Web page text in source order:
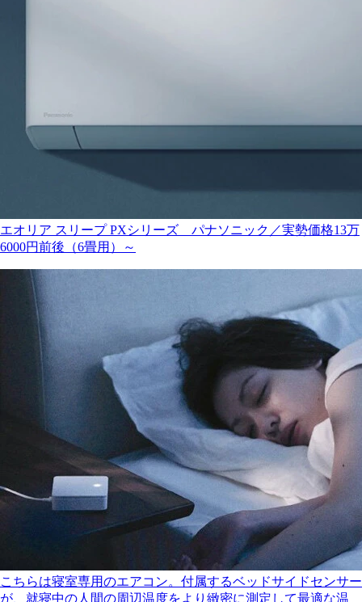
エオリア スリープ PXシリーズ パナソニック／実勢価格13万
6000円前後（6畳用）～
こちらは寝室専用のエアコン。付属するベッドサイドセンサー
が、就寝中の人間の周辺温度をより緻密に測定して最適な温